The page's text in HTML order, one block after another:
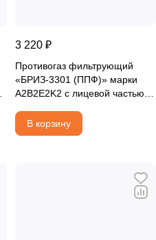
3 220 ₽
Противогаз фильтрующий
«БРИЗ-3301 (ППФ)» марки
A2B2E2K2 с лицевой частью
В корзину